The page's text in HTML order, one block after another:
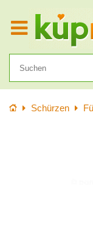
StartseiteSchürzen